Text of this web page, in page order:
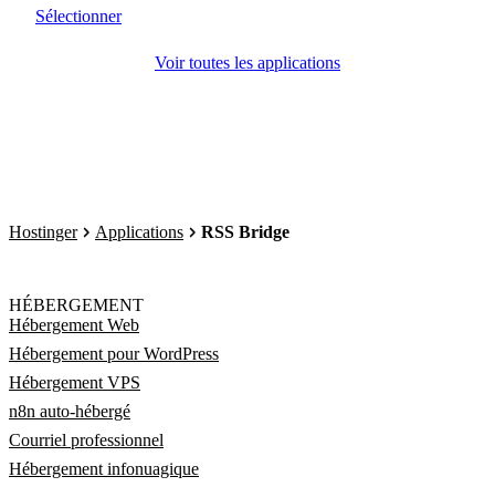
Sélectionner
Voir toutes les applications
Hostinger Applications RSS Bridge
HÉBERGEMENT
Hébergement Web
Hébergement pour WordPress
Hébergement VPS
n8n auto-hébergé
Courriel professionnel
Hébergement infonuagique